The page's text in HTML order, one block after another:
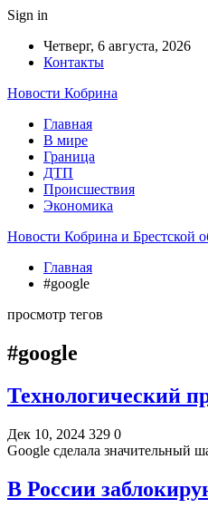
Sign in
Четверг, 6 августа, 2026
Контакты
Новости Кобрина
Главная
В мире
Граница
ДТП
Происшествия
Экономика
Новости Кобрина и Брестской
Главная
#google
просмотр тегов
#google
Технологический
Дек 10, 2024 329 0
Google сделала значительный
В России